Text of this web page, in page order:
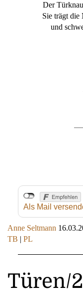
Der
Sie trägt die
und
Als Mail
Anne Seltmann
TB | PL
Türen/